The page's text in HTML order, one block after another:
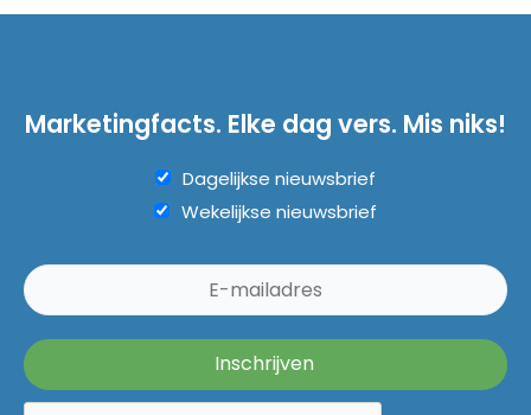
Marketingfacts. Elke dag vers. Mis niks!
Dagelijkse nieuwsbrief
Wekelijkse nieuwsbrief